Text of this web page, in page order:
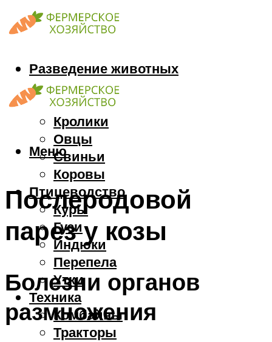
Разведение животных
Козы
Кони
Кролики
Овцы
Свиньи
Коровы
Птицеводство
Куры
Гуси
Индюки
Перепела
Утки
Техника
Комбайны
Тракторы
Меню
Послеродовой
парез у козы
Болезни органов
размножения